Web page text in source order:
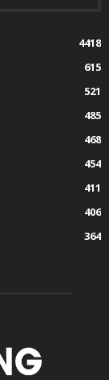
4418
615
521
485
468
454
411
406
364